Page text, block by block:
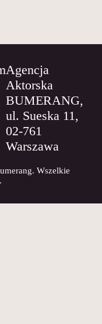
Agencja
Aktorska
BUMERANG,
ul. Sueska 11,
02-761
Warszawa
Wszelkie